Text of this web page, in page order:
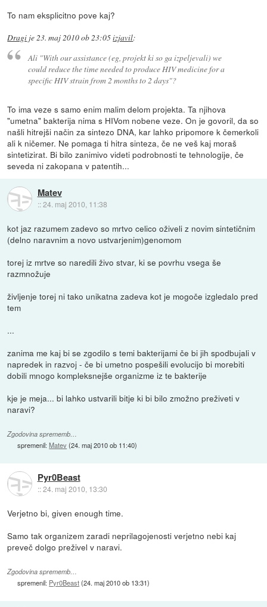
To nam eksplicitno pove kaj?
Dragi je23. maj 2010 ob 23:05izjavil:
Ali "With our assistance (eg, projekt ki so ga izpeljevali) we
could reduce the time needed to produce HIV medicine for a
specific HIV strain from 2 months to 2 days"?
To ima veze s samo enim malim delom projekta. Ta njihova
"umetna" bakterija nima s HIVom nobene veze. On je govoril, da so
našli hitrejši način za sintezo DNA, kar lahko pripomore k čemerkoli
ali k ničemer. Ne pomaga ti hitra sinteza, če ne veš kaj moraš
sintetizirat. Bi bilo zanimivo videti podrobnosti te tehnologije, če
seveda ni zakopana v patentih...
Matev
::24. maj 2010, 11:38
kot jaz razumem zadevo so mrtvo celico oživeli z novim sintetičnim
(delno naravnim a novo ustvarjenim)genomom
torej iz mrtve so naredili živo stvar, ki se povrhu vsega še
razmnožuje
življenje torej ni tako unikatna zadeva kot je mogoče izgledalo pred
tem
...
zanima me kaj bi se zgodilo s temi bakterijami če bi jih spodbujali v
napredek in razvoj - če bi umetno pospešili evolucijo bi morebiti
dobili mnogo kompleksnejše organizme iz te bakterije
kje je meja... bi lahko ustvarili bitje ki bi bilo zmožno preživeti v
naravi?
Zgodovina sprememb…
spremenil:Matev(24. maj 2010 ob 11:40)
Pyr0Beast
::24. maj 2010, 13:30
Verjetno bi, given enough time.
Samo tak organizem zaradi neprilagojenosti verjetno nebi kaj
preveč dolgo preživel v naravi.
Zgodovina sprememb…
spremenil: Pyr0Beast(24. maj 2010 ob 13:31)